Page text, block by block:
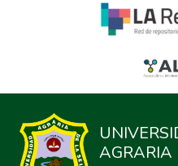
Bouyoucos.
diferentes e
del trabajo
de la arena
de Robinson
AGRARIA